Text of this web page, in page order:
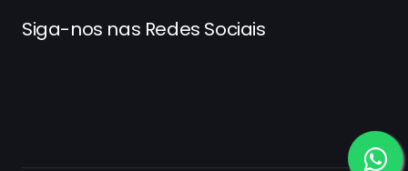
Siga-nos nas Redes Sociais